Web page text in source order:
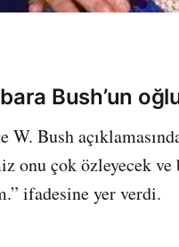
Bush’un
W. Bush
onu çok özleyecek
ifadesine yer verdi.